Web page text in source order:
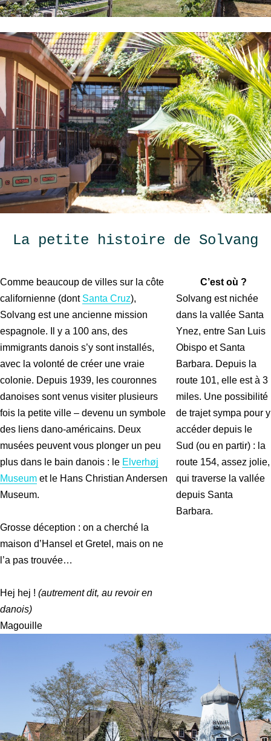
La petite histoire de Solvang
C’est où ?
Solvang est nichée
dans la vallée Santa
Ynez, entre San Luis
Obispo et Santa
Barbara. Depuis la
route 101, elle est à 3
miles. Une possibilité
de trajet sympa pour y
accéder depuis le
Sud (ou en partir) : la
route 154, assez jolie,
qui traverse la vallée
depuis Santa
Barbara.
Comme beaucoup de villes sur la côte
californienne (dont Santa Cruz),
Solvang est une ancienne mission
espagnole. Il y a 100 ans, des
immigrants danois s’y sont installés,
avec la volonté de créer une vraie
colonie. Depuis 1939, les couronnes
danoises sont venus visiter plusieurs
fois la petite ville – devenu un symbole
des liens dano-américains. Deux
musées peuvent vous plonger un peu
plus dans le bain danois : le Elverhøj
Museum et le Hans Christian Andersen
Museum.
Grosse déception : on a cherché la
maison d’Hansel et Gretel, mais on ne
l’a pas trouvée…
Hej hej ! (autrement dit, au revoir en
danois)
Magouille